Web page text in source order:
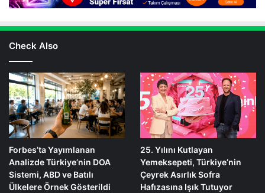
Check Also
Forbes’ta Yayımlanan
Analizde Türkiye’nin DOA
Sistemi, ABD ve Batılı
Ülkelere Örnek Gösterildi
25. Yılını Kutlayan
Yemeksepeti, Türkiye’nin
Çeyrek Asırlık Sofra
Hafızasına Işık Tutuyor